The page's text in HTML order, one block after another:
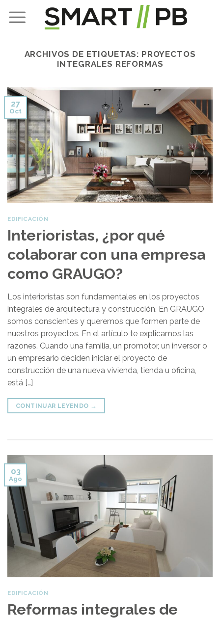
ARCHIVOS DE ETIQUETAS: PROYECTOS
INTEGRALES REFORMAS
27
Oct
EDIFICACIÓN
Interioristas, ¿por qué
colaborar con una empresa
como GRAUGO?
Los interioristas son fundamentales en los proyectos
integrales de arquitectura y construcción. En GRAUGO
somos conscientes y queremos que formen parte de
nuestros proyectos. En el artículo te explicamos las
razones. Cuando una familia, un promotor, un inversor o
un empresario deciden iniciar el proyecto de
construcción de una nueva vivienda, tienda u oficina,
está […]
CONTINUAR LEYENDO →
03
Ago
EDIFICACIÓN
Reformas integrales de